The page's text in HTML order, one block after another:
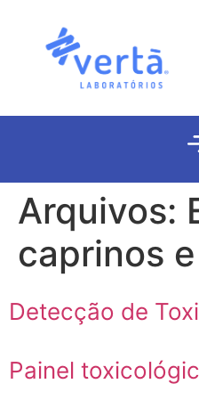
Arquivos:
caprinos
Detecção de
Painel